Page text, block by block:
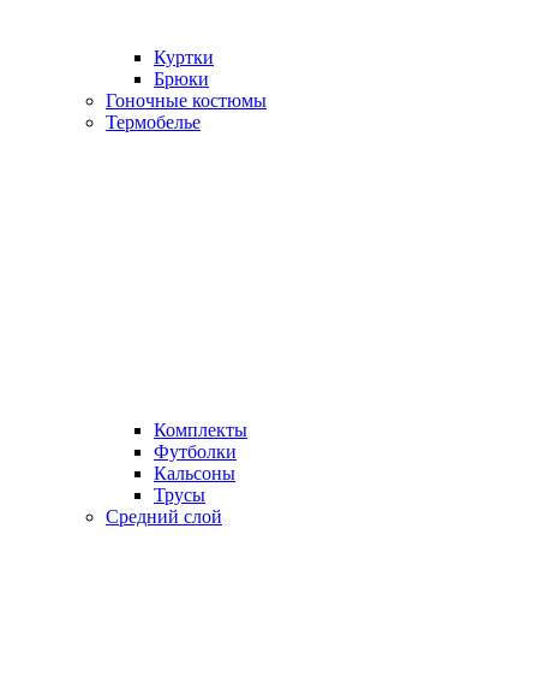
Куртки
Брюки
Гоночные костюмы
Термобелье
Комплекты
Футболки
Кальсоны
Трусы
Средний слой